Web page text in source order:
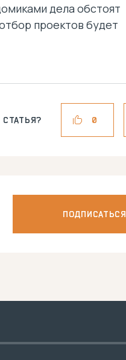
дела обстоят
проектов будет
0
ПОДПИСАТЬСЯ